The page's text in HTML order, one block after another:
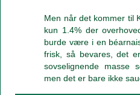
Men når det kommer til
kun 1.4% der
burde være i en
frisk, så bevares, det
sovselignende masse
men det er bare ikke